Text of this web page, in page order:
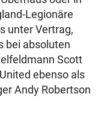
Legionäre
unter Vertrag,
bei absoluten
Scott
ebenso als
Andy Robertson